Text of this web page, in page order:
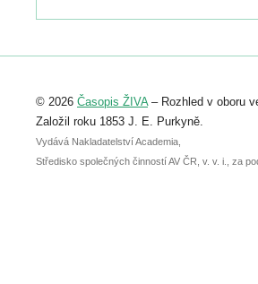
Registrovat se můžete do 6. září.
abstraktu přihlášené přednášky nebo
posteru je už 30. června.
© 2026 Časopis ŽIVA– Rozhled v oboru
Založil roku 1853 J. E. Purkyně.
Vydává Nakladatelství Academia,
Středisko společných činností AV ČR, v. v. i., za